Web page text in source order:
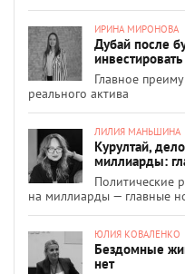
ИРИНА МИРОНОВА
Дубай после
Главное
реального актива
ЛИЛИЯ МАНЬШИНА
Курултай,
миллиарды:
Политические
на миллиарды — главные
ЮЛИЯ КОВАЛЕНКО
Бездомные
нет